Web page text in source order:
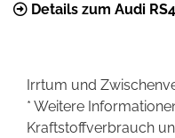
Details zum Audi
Irrtum und
* Weitere
Kraftstoffverbrauch